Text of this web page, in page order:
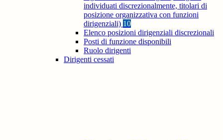
individuati discrezionalmente, titolari di
posizione organizzativa con funzioni
dirigenziali) 10
Elenco posizioni dirigenziali discrezionali
Posti di funzione disponibili
Ruolo dirigenti
Dirigenti cessati